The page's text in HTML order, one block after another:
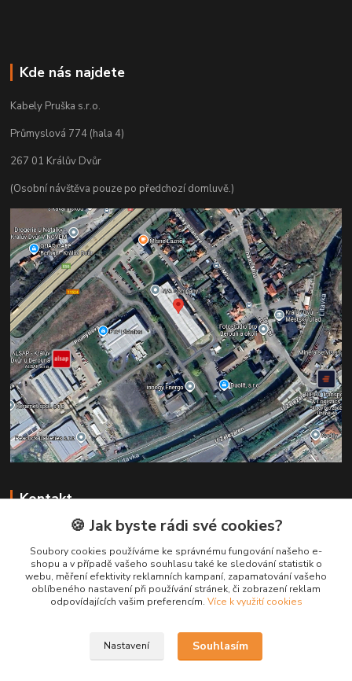
Kde nás najdete
Kabely Pruška s.r.o.
Průmyslová 774 (hala 4)
267 01 Králův Dvůr
(Osobní návštěva pouze po předchozí domluvě.)
Kontakt
+420 731 147 113
(Po-Pá, 8-16 hod.)
info@pruska.cz
🍪 Jak byste rádi své cookies?
Soubory cookies používáme ke správnému fungování našeho e-
shopu a v případě vašeho souhlasu také ke sledování statistik o
webu, měření efektivity reklamních kampaní, zapamatování vašeho
oblíbeného nastavení při používání stránek, či zobrazení reklam
odpovídajících vašim preferencím. Více k využití cookies
Nastavení Souhlasím